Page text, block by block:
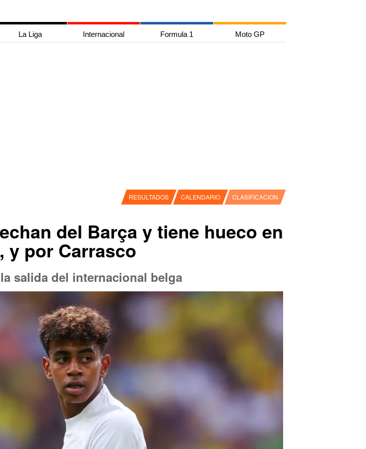
La Liga Internacional Formula 1 Moto GP
RESULTADOS CALENDARIO CLASIFICACION
del Barça y tiene hueco en
y por Carrasco
salida del internacional belga